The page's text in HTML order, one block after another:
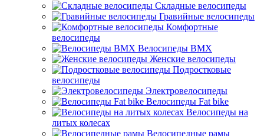
Складные велосипеды
Гравийные велосипеды
Комфортные
велосипеды
Велосипеды BMX
Женские велосипеды
Подростковые
велосипеды
Электровелосипеды
Велосипеды Fat bike
Велосипеды на
литых колесах
Велосипедные рамы